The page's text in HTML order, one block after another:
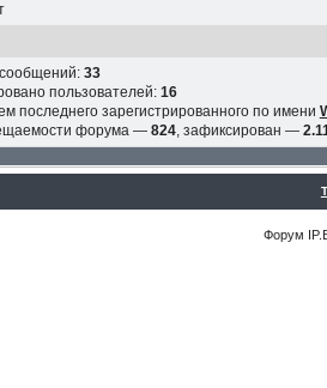
33
пользователей: 16
последнего зарегистрированного по имени
форума — 824, зафиксирован —
Форум